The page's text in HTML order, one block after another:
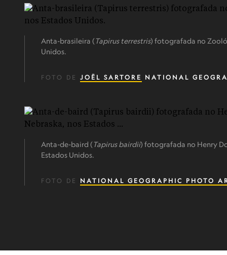
Anta-brasileira (Tapirus terrestris) fotografada no
Unidos.
FOTO DE JOËL SARTORE NATIONAL
Anta-de-baird (Tapirus bairdii) fotografada no Henry
Estados Unidos.
FOTO DE NATIONAL GEOGRAPHIC PHOTO